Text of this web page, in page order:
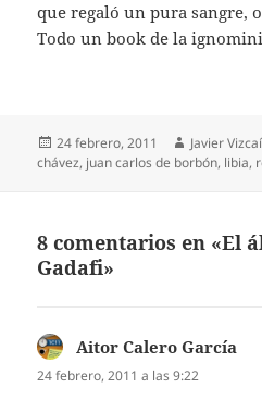
que regaló un pura sangre,
Todo un book de la
Publicado
el
24 febrero, 2011 Autor
Javier
chávez, juan carlos de borbón, libia,
8 comentarios en «El
Gadafi»
Aitor Calero García
24 febrero, 2011 a las 9:22